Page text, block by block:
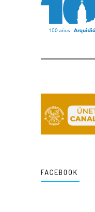
FACEBOOK